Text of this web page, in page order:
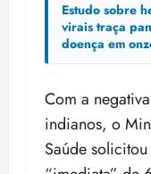
Estudo sobre
virais traça
doença em
Com a
indianos, o
Saúde